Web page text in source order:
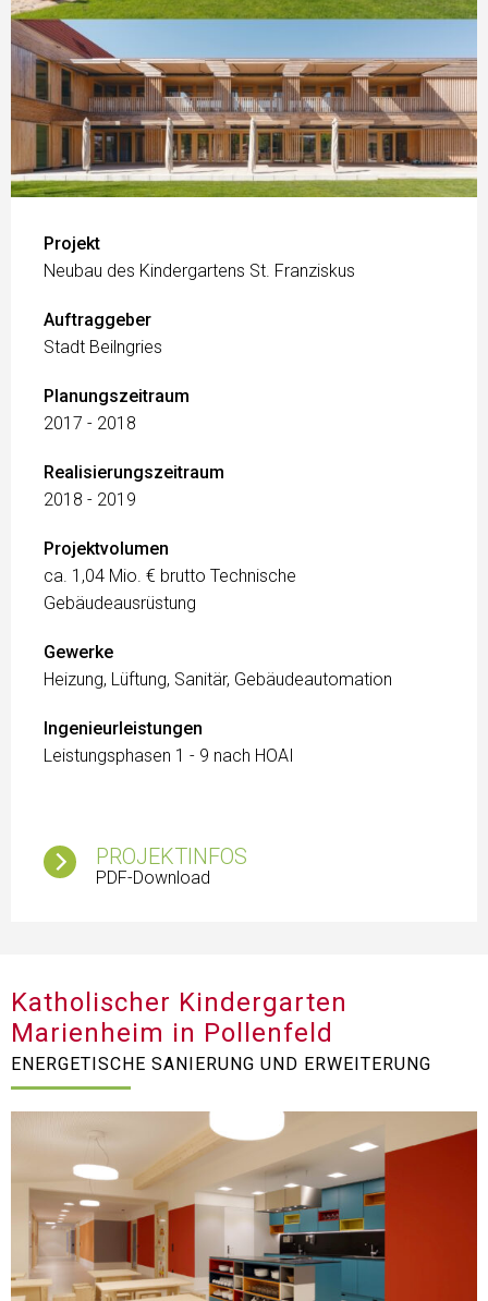
Projekt
Neubau des Kindergartens St. Franziskus
Auftraggeber
Stadt Beilngries
Planungszeitraum
2017 - 2018
Realisierungszeitraum
2018 - 2019
Projektvolumen
ca. 1,04 Mio. € brutto Technische
Gebäudeausrüstung
Gewerke
Heizung, Lüftung, Sanitär, Gebäudeautomation
Ingenieurleistungen
Leistungsphasen 1 - 9 nach HOAI
PROJEKTINFOS
PDF-Download
Katholischer Kindergarten
Marienheim in Pollenfeld
ENERGETISCHE SANIERUNG UND ERWEITERUNG